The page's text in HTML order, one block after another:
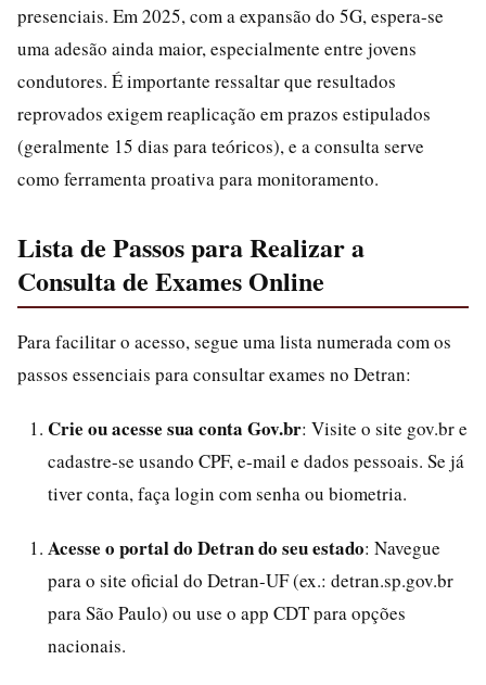
presenciais. Em 2025, com a expansão do 5G, espera-se
uma adesão ainda maior, especialmente entre jovens
condutores. É importante ressaltar que resultados
reprovados exigem reaplicação em prazos estipulados
(geralmente 15 dias para teóricos), e a consulta serve
como ferramenta proativa para monitoramento.
Lista de Passos para Realizar a
Consulta de Exames Online
Para facilitar o acesso, segue uma lista numerada com os
passos essenciais para consultar exames no Detran:
Crie ou acesse sua conta Gov.br: Visite o site gov.br e
cadastre-se usando CPF, e-mail e dados pessoais. Se já
tiver conta, faça login com senha ou biometria.
Acesse o portal do Detran do seu estado: Navegue
para o site oficial do Detran-UF (ex.: detran.sp.gov.br
para São Paulo) ou use o app CDT para opções
nacionais.